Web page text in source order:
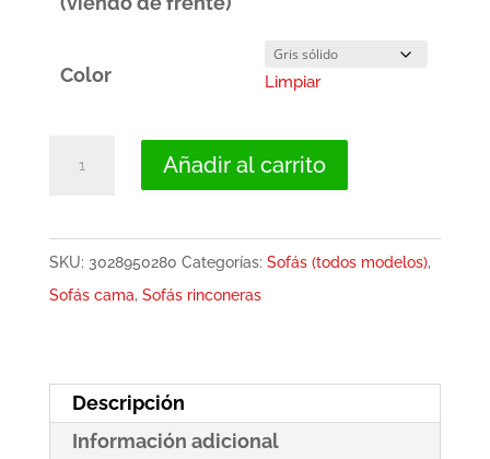
Color Limpiar
arcones
Aruba
Añadir al carrito
SKU: 3028950280 Categorías: Sofás (todos modelos),
Sofás cama, Sofás rinconeras
Descripción
Información adicional